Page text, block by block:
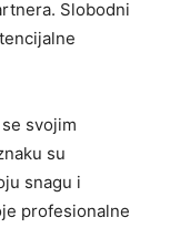
Slobodni
svojim
su
snagu i
profesionalne